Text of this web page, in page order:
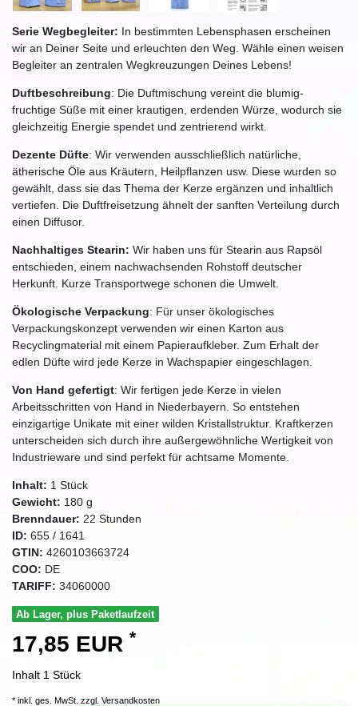
Serie Wegbegleiter: In bestimmten Lebensphasen erscheinen
wir an Deiner Seite und erleuchten den Weg. Wähle einen weisen
Begleiter an zentralen Wegkreuzungen Deines Lebens!
Duftbeschreibung: Die Duftmischung vereint die blumig-
fruchtige Süße mit einer krautigen, erdenden Würze, wodurch sie
gleichzeitig Energie spendet und zentrierend wirkt.
Dezente Düfte: Wir verwenden ausschließlich natürliche,
ätherische Öle aus Kräutern, Heilpflanzen usw. Diese wurden so
gewählt, dass sie das Thema der Kerze ergänzen und inhaltlich
vertiefen. Die Duftfreisetzung ähnelt der sanften Verteilung durch
einen Diffusor.
Nachhaltiges Stearin: Wir haben uns für Stearin aus Rapsöl
entschieden, einem nachwachsenden Rohstoff deutscher
Herkunft. Kurze Transportwege schonen die Umwelt.
Ökologische Verpackung: Für unser ökologisches
Verpackungskonzept verwenden wir einen Karton aus
Recyclingmaterial mit einem Papieraufkleber. Zum Erhalt der
edlen Düfte wird jede Kerze in Wachspapier eingeschlagen.
Von Hand gefertigt: Wir fertigen jede Kerze in vielen
Arbeitsschritten von Hand in Niederbayern. So entstehen
einzigartige Unikate mit einer wilden Kristallstruktur. Kraftkerzen
unterscheiden sich durch ihre außergewöhnliche Wertigkeit von
Industrieware und sind perfekt für achtsame Momente.
Inhalt: 1 Stück
Gewicht: 180 g
Brenndauer: 22 Stunden
ID: 655 / 1641
GTIN: 4260103663724
COO: DE
TARIFF: 34060000
Ab Lager, plus Paketlaufzeit
17,85 EUR *
Inhalt 1 Stück
* inkl. ges. MwSt. zzgl. Versandkosten